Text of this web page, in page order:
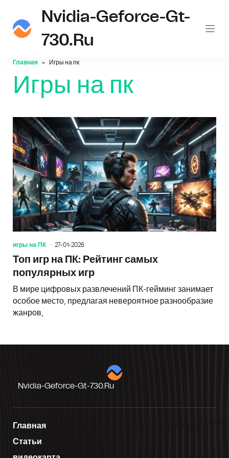
Nvidia-Geforce-Gt-
730.ru
Главная Игры на пк
Игры на пк
игры на ПК 27-01-2026
Топ игр на ПК: Рейтинг самых
популярных игр
В мире цифровых развлечений ПК-гейминг занимает
особое место, предлагая невероятное разнообразие
жанров,
Nvidia-Geforce-Gt-730.ru
Главная
Статьи